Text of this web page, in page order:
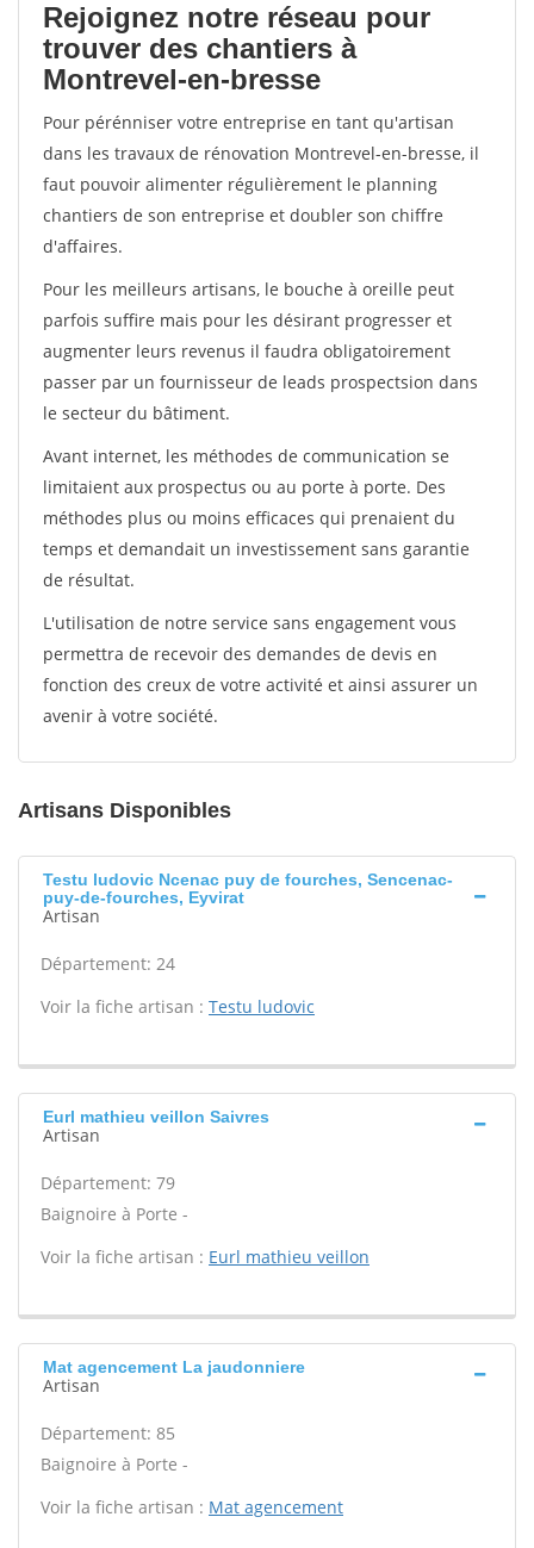
Rejoignez notre réseau pour
trouver des chantiers à
Montrevel-en-bresse
Pour pérénniser votre entreprise en tant qu'artisan
dans les travaux de rénovation Montrevel-en-bresse, il
faut pouvoir alimenter régulièrement le planning
chantiers de son entreprise et doubler son chiffre
d'affaires.
Pour les meilleurs artisans, le bouche à oreille peut
parfois suffire mais pour les désirant progresser et
augmenter leurs revenus il faudra obligatoirement
passer par un fournisseur de leads prospectsion dans
le secteur du bâtiment.
Avant internet, les méthodes de communication se
limitaient aux prospectus ou au porte à porte. Des
méthodes plus ou moins efficaces qui prenaient du
temps et demandait un investissement sans garantie
de résultat.
L'utilisation de notre service sans engagement vous
permettra de recevoir des demandes de devis en
fonction des creux de votre activité et ainsi assurer un
avenir à votre société.
Artisans Disponibles
Testu ludovic Ncenac puy de fourches, Sencenac-
puy-de-fourches, Eyvirat
Artisan
Département: 24
Voir la fiche artisan : Testu ludovic
Eurl mathieu veillon Saivres
Artisan
Département: 79
Baignoire à Porte -
Voir la fiche artisan : Eurl mathieu veillon
Mat agencement La jaudonniere
Artisan
Département: 85
Baignoire à Porte -
Voir la fiche artisan : Mat agencement